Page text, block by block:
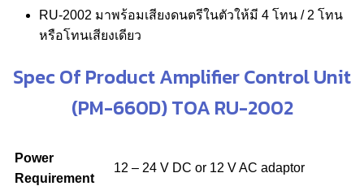
RU-2002 มาพร้อมเสียงดนตรีในตัวให้มี 4 โทน / 2 โทน
หรือโทนเสียงเดียว
Spec Of Product Amplifier Control Unit
(PM-660D) TOA RU-2002
Power
Requirement
12 – 24 V DC or 12 V AC adaptor